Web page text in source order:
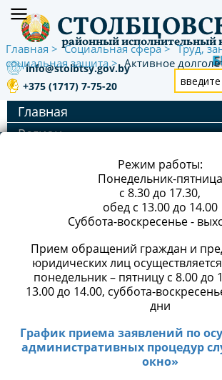
info@stolbtsy.gov.by
+375 (1717) 7-75-20
районный исполнительный
РЕЖИМ РАБОТЫ
Режим работы:
Понедельник-пятница
с 8.30 до 17.30,
обед с 13.00 до 14.00
Суббота-воскресенье -
Прием обращений граждан и
юридических лиц
понедельник – пятницу с 8.00 до
13.00 до 14.00, суббота-
дни
График приема заявлений по
административных процедур
окно»
ТЕЛЕФОН/ФАКС:+375 (1717)
Е-MAIL:
info@stolbtsy.gov.by
переписки)
ТЕЛЕФОН «ГОРЯЧЕЙ
+375
Время работы горячей линии с
Главная Социальная сфера
Труд,
социальная защита
Активное
Главная
Регион
Сельское хозяйство
Строительство и ЖКХ
Социальная сфера
СМИ
Здравоохранение
Культура
Идеология